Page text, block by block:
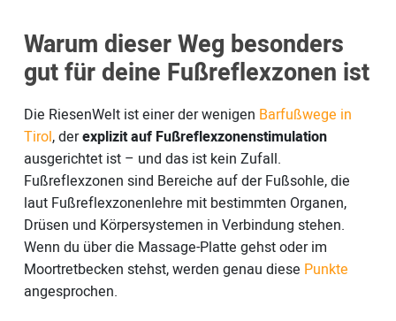
Warum dieser Weg besonders
gut für deine Fußreflexzonen ist
Die RiesenWelt ist einer der wenigen Barfußwege in
Tirol, derexplizit auf Fußreflexzonenstimulation
ausgerichtet ist – und das ist kein Zufall.
Fußreflexzonen sind Bereiche auf der Fußsohle, die
laut Fußreflexzonenlehre mit bestimmten Organen,
Drüsen und Körpersystemen in Verbindung stehen.
Wenn du über die Massage-Platte gehst oder im
Moortretbecken stehst, werden genau diese Punkte
angesprochen.